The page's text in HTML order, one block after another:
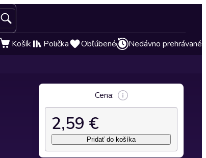
Košík Polička Obľúbené Nedávno prehrávané
Cena:
2,59 €
Pridať do košíka